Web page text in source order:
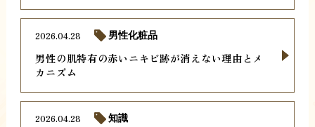
男性の肌特有の赤いニキビ跡が消えない理由とメ
カニズム
2026.04.28 男性化粧品
2026.04.28 知識